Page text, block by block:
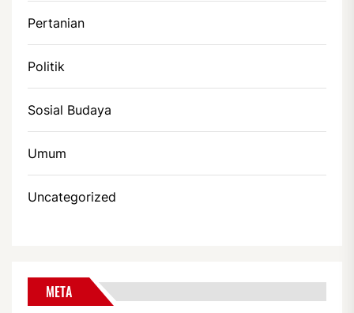
Pertanian
Politik
Sosial Budaya
Umum
Uncategorized
META